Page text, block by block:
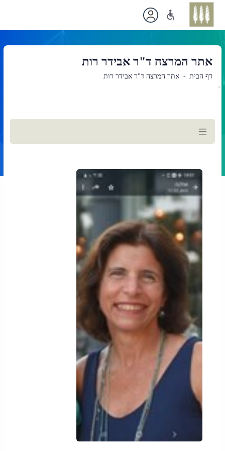
אתר המרצה ד"ר אבידר רות
דף הבית אתר המרצה ד"ר אבידר רות
`
תוכן
ראשי